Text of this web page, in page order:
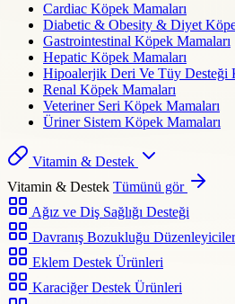
Cardiac Köpek Mamaları
Diabetic & Obesity & Diyet
Gastrointestinal Köpek Mamaları
Hepatic Köpek Mamaları
Hipoalerjik Deri Ve Tüy Desteği
Renal Köpek Mamaları
Veteriner Seri Köpek Mamaları
Üriner Sistem Köpek Mamaları
Vitamin & Destek
Vitamin & Destek Tümünü gör
Ağız ve Diş Sağlığı Desteği
Davranış Bozukluğu Düzenleyiciler
Eklem Destek Ürünleri
Karaciğer Destek Ürünleri